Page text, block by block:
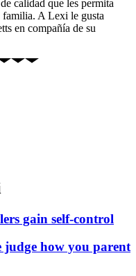
calidad que les permita
familia. A Lexi le gusta
en compañía de su
gain self-control
judge how you parent